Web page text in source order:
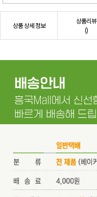
상품 상세 정보
상품리뷰
()